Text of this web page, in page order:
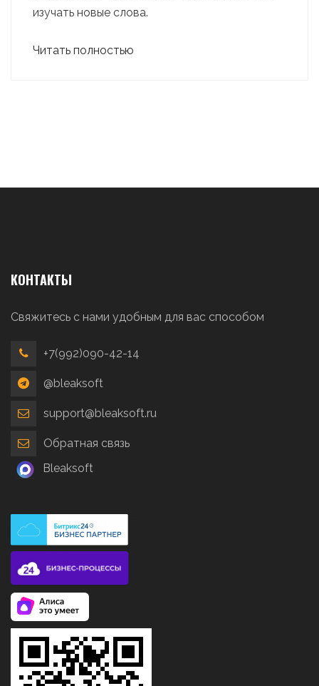
изучать новые слова.
Читать полностью
КОНТАКТЫ
Свяжитесь с нами удобным для вас способом
+7(992)090-42-14
@bleaksoft
support@bleaksoft.ru
Обратная связь
Bleaksoft